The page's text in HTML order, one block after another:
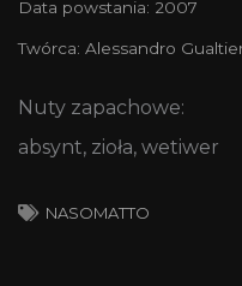
Data powstania: 2007
Twórca: Alessandro
Nuty zapachowe:
absynt, zioła, wetiwer
NASOMATTO